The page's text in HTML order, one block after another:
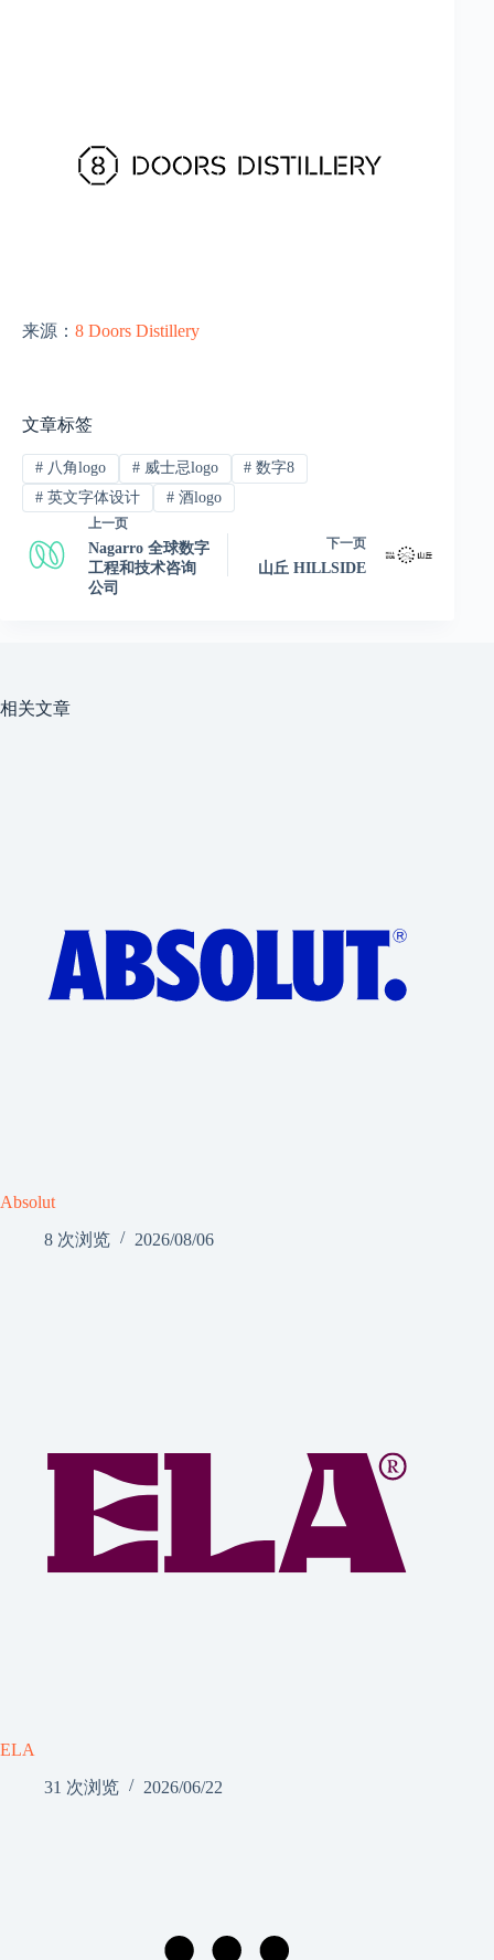
来源： 8 Doors Distillery
文章标签
#八角logo #威士忌logo # 数字8
#英文字体设计 #酒logo
上一页
Nagarro 全球数字
工程和技术咨询
公司
下一页
山丘 HILLSIDE
相关文章
Absolut
8 次浏览
2026/08/06
ELA
31 次浏览
2026/06/22